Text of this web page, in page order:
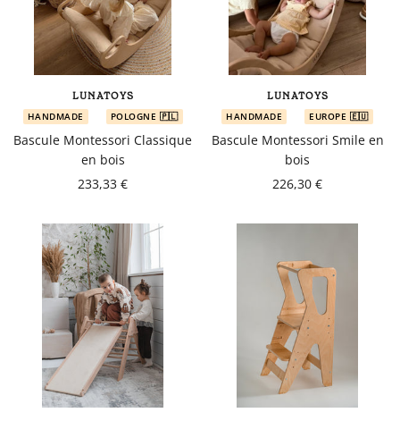
dont
vous
avez
besoin
tant
que
enfant,
la
grossesse
de
maman
au
bain
avec
LUNATOYS
HANDMADE POLOGNE 🇵🇱
Bascule Montessori Classique
en bois
233,33 €
LUNATOYS
HANDMADE EUROPE 🇪🇺
Bascule Montessori Smile en
bois
226,30 €